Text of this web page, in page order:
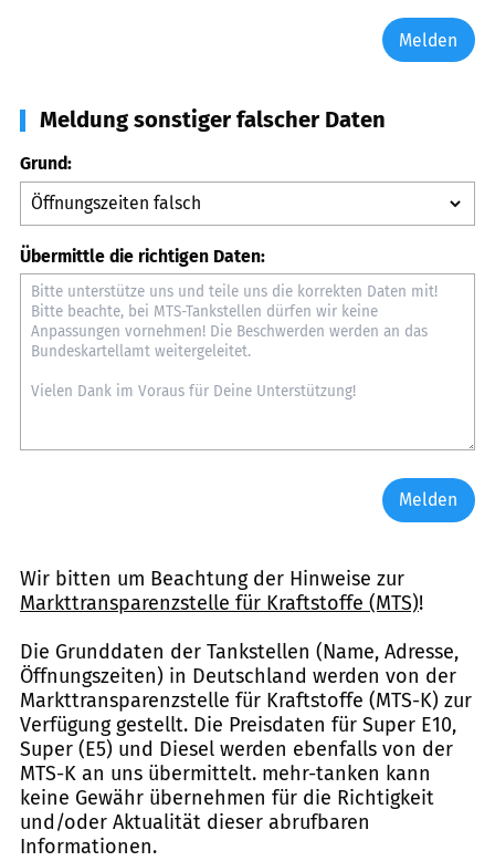
Melden
Meldung sonstiger falscher Daten
Grund:
Übermittle die richtigen Daten:
Melden
Wir bitten um Beachtung der Hinweise zur
Markttransparenzstelle für Kraftstoffe (MTS)!
Die Grunddaten der Tankstellen (Name, Adresse,
Öffnungszeiten) in Deutschland werden von der
Markttransparenzstelle für Kraftstoffe (MTS-K) zur
Verfügung gestellt. Die Preisdaten für Super E10,
Super (E5) und Diesel werden ebenfalls von der
MTS-K an uns übermittelt. mehr-tanken kann
keine Gewähr übernehmen für die Richtigkeit
und/oder Aktualität dieser abrufbaren
Informationen.